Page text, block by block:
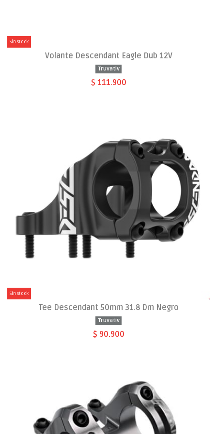
Sin stock
Volante Descendant Eagle Dub 12V
Truvativ
$ 111.900
Sin stock
Tee Descendant 50mm 31.8 Dm Negro
Truvativ
$ 90.900